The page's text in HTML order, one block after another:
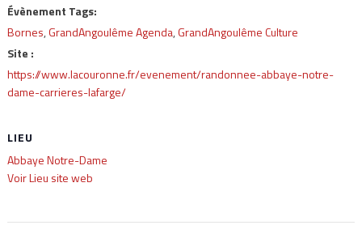
Évènement Tags:
Bornes,GrandAngoulême Agenda,GrandAngoulême Culture
Site :
https://www.lacouronne.fr/evenement/randonnee-abbaye-notre-
dame-carrieres-lafarge/
LIEU
Abbaye Notre-Dame
Voir Lieu site web